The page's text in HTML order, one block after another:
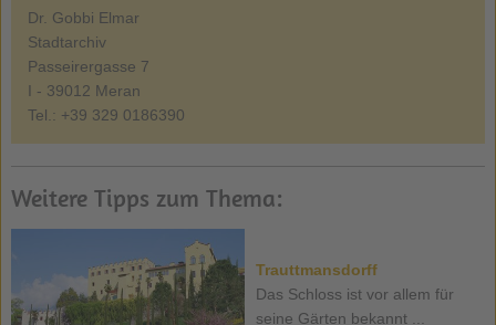
Dr. Gobbi Elmar
Stadtarchiv
Passeirergasse 7
I - 39012 Meran
Tel.: +39 329 0186390
Weitere Tipps zum Thema:
Trauttmansdorff
Das Schloss ist vor allem für
seine Gärten bekannt ...